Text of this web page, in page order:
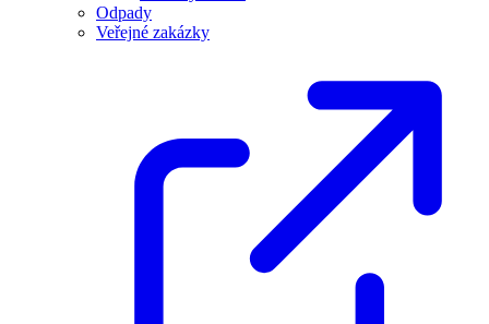
Odpady
Veřejné zakázky